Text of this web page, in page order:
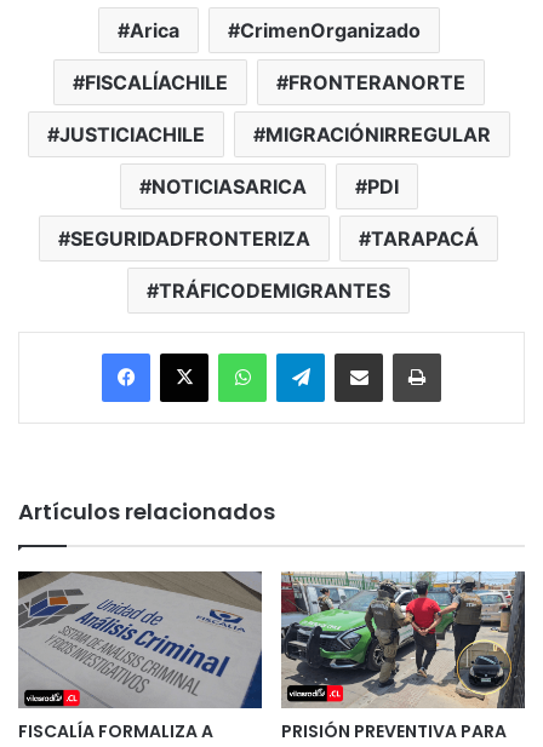
Arica CrimenOrganizado
FISCALÍACHILE FRONTERANORTE
JUSTICIACHILE MIGRACIÓNIRREGULAR
NOTICIASARICA PDI
SEGURIDADFRONTERIZA TARAPACÁ
TRÁFICODEMIGRANTES
Facebook
X WhatsAppTelegramEnviar vía email Imprimir
Artículos relacionados
FISCALÍA FORMALIZA A
PRISIÓN PREVENTIVA PARA